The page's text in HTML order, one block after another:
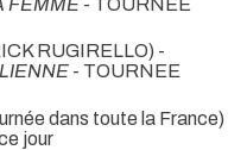
FEMME - TOURNEE
RUGIRELLO) -
- TOURNEE
dans toute la France)
jour